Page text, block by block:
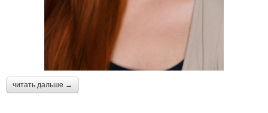
читать дальше →